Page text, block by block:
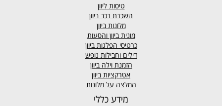
טיסות ליוון
השכרת רכב ביוון
מלונות ביוון
מונית ביוון והסעות
כרטיסי הפלגות ביוון
דילים וחבילות נופש
הזמנת וילה ביוון
אטרקציות ביוון
המלצה על מלונות
מידע כללי